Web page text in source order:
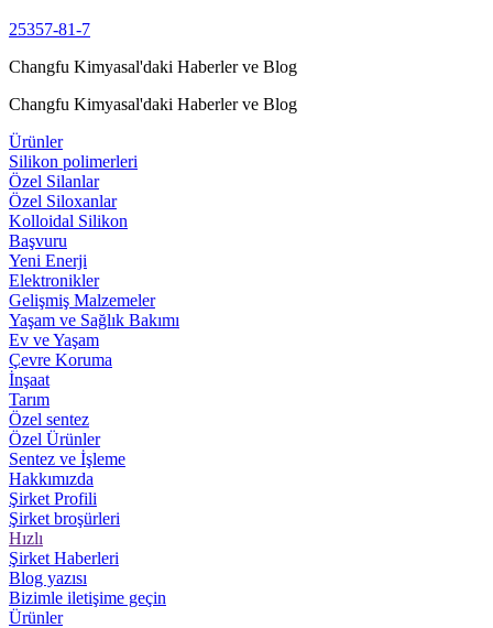
25357-81-7
Changfu Kimyasal'daki Haberler ve Blog
Changfu Kimyasal'daki Haberler ve Blog
Ürünler
Silikon polimerleri
Özel Silanlar
Özel Siloxanlar
Kolloidal Silikon
Başvuru
Yeni Enerji
Elektronikler
Gelişmiş Malzemeler
Yaşam ve Sağlık Bakımı
Ev ve Yaşam
Çevre Koruma
İnşaat
Tarım
Özel sentez
Özel Ürünler
Sentez ve İşleme
Hakkımızda
Şirket Profili
Şirket broşürleri
Hızlı
Şirket Haberleri
Blog yazısı
Bizimle iletişime geçin
Ürünler